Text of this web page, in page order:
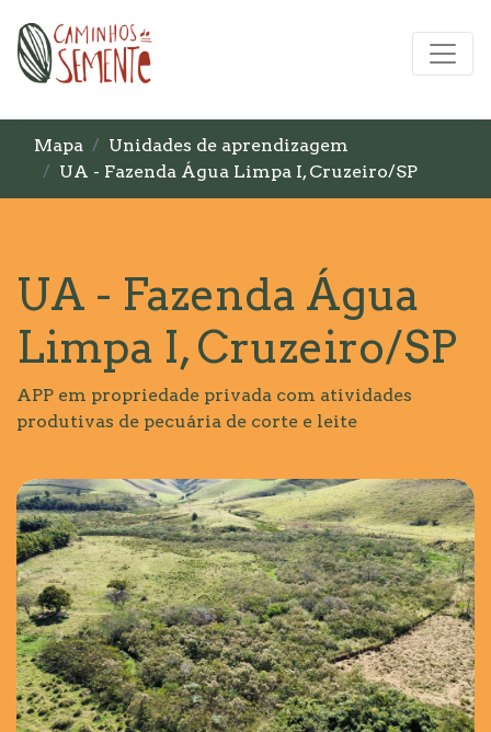
Mapa
Unidades de aprendizagem
UA - Fazenda Água Limpa I, Cruzeiro/SP
UA - Fazenda Água
Limpa I, Cruzeiro/SP
APP em propriedade privada com atividades
produtivas de pecuária de corte e leite